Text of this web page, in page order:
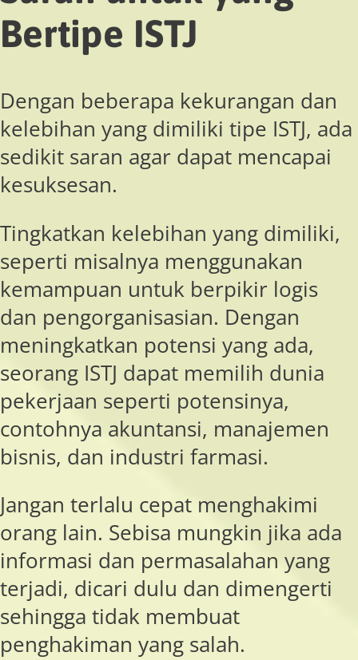
Bertipe ISTJ
Dengan beberapa kekurangan dan
kelebihan yang dimiliki tipe ISTJ, ada
sedikit saran agar dapat mencapai
kesuksesan.
Tingkatkan kelebihan yang dimiliki,
seperti misalnya menggunakan
kemampuan untuk berpikir logis
dan pengorganisasian. Dengan
meningkatkan potensi yang ada,
seorang ISTJ dapat memilih dunia
pekerjaan seperti potensinya,
contohnya akuntansi, manajemen
bisnis, dan industri farmasi.
Jangan terlalu cepat menghakimi
orang lain. Sebisa mungkin jika ada
informasi dan permasalahan yang
terjadi, dicari dulu dan dimengerti
sehingga tidak membuat
penghakiman yang salah.